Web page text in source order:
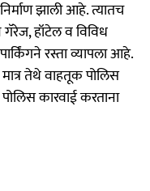
झाली आहे. त्यातच
हॉटेल व विविध
रस्ता व्यापला आहे.
तेथे वाहतूक पोलिस
कारवाई करताना